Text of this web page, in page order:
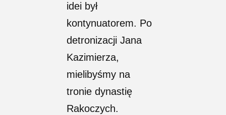
idei był
kontynuatorem. Po
detronizacji Jana
Kazimierza,
mielibyśmy na
tronie dynastię
Rakoczych.